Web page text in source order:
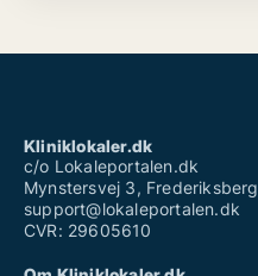
Kliniklokaler.dk
c/o Lokaleportalen.dk
Mynstersvej 3, Frederiksberg
support@lokaleportalen.dk
CVR: 29605610